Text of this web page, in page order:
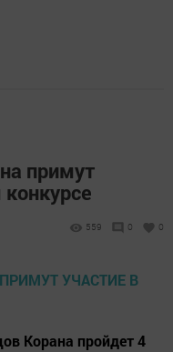
примут
559 0 0
Корана пройдет 4